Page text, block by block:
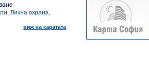
Лична охрана,
виж на каратата